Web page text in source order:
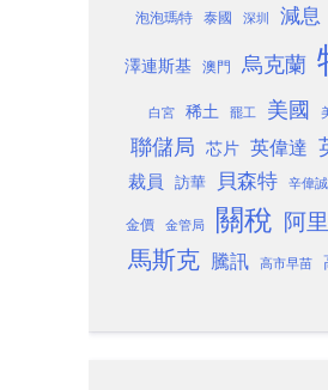
泡泡瑪特 泰國 深圳 減息
澤連斯基 澳門 烏克蘭
白宮 稀土 罷工 美國
聯儲局 芯片 英偉達
裁員 訪華 貝森特 辛偉誠
金價 金管局 關稅 阿
馬斯克 騰訊 高市早苗